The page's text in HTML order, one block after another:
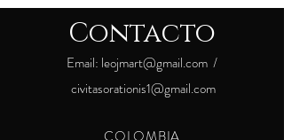
Contacto
Email: leojmart@gmail.com /
civitasorationis1@gmail.com